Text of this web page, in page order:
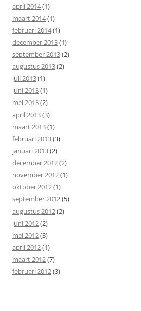
april 2014(1)
maart 2014(1)
februari 2014(1)
december 2013(1)
september 2013(2)
augustus 2013(2)
juli 2013(1)
juni 2013(1)
mei 2013(2)
april 2013(3)
maart 2013(1)
februari 2013(3)
januari 2013(2)
december 2012(2)
november 2012(1)
oktober 2012(1)
september 2012(5)
augustus 2012(2)
juni 2012(2)
mei 2012(3)
april 2012(1)
maart 2012(7)
februari 2012(3)